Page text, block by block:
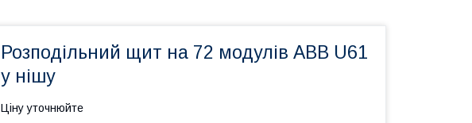
Розподільний щит на 72 модулів ABB U61
у нішу
Ціну уточнюйте